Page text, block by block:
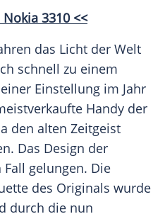
Nokia 3310 <<
das Licht der Welt
schnell zu einem
Einstellung im Jahr
Handy der
den alten Zeitgeist
Das Design der
gelungen. Die
des Originals wurde
durch die nun